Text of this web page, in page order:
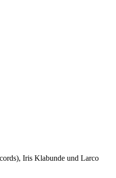
Iris Klabunde und Larco